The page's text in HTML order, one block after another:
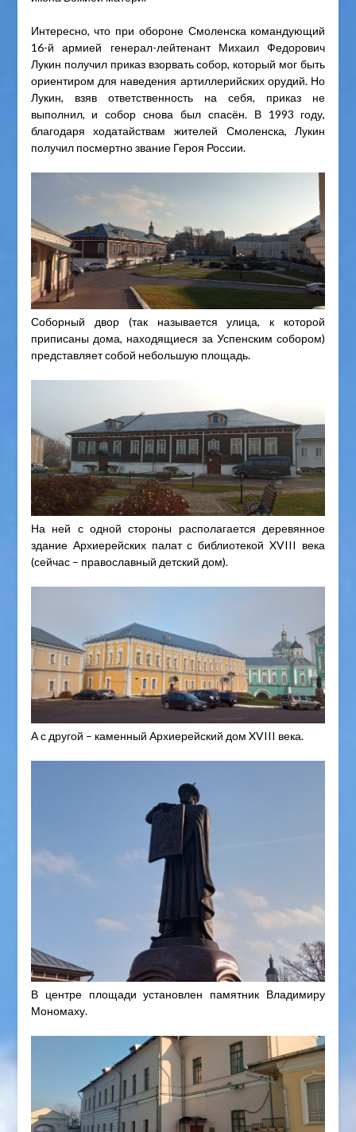
Интересно, что при обороне Смоленска командующий
16-й армией генерал-лейтенант Михаил Федорович
Лукин получил приказ взорвать собор, который мог быть
ориентиром для наведения артиллерийских орудий. Но
Лукин, взяв ответственность на себя, приказ не
выполнил, и собор снова был спасён. В 1993 году,
благодаря ходатайствам жителей Смоленска, Лукин
получил посмертно звание Героя России.
Соборный двор (так называется улица, к которой
приписаны дома, находящиеся за Успенским собором)
представляет собой небольшую площадь.
На ней с одной стороны располагается деревянное
здание Архиерейских палат с библиотекой XVIII века
(сейчас – православный детский дом).
А с другой – каменный Архиерейский дом XVIII века.
В центре площади установлен памятник Владимиру
Мономаху.